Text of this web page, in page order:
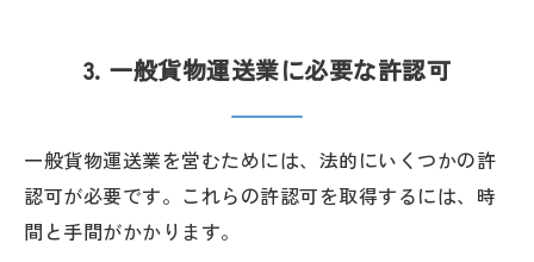
3. 一般貨物運送業に必要な許認可
一般貨物運送業を営むためには、法的にいくつかの許
認可が必要です。これらの許認可を取得するには、時
間と手間がかかります。